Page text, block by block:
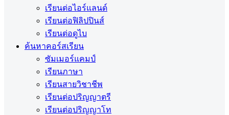
เรียนต่อไอร์แลนด์
เรียนต่อฟิลิปปินส์
เรียนต่อดูไบ
ค้นหาคอร์สเรียน
ซัมเมอร์แคมป์
เรียนภาษา
เรียนสายวิชาชีพ
เรียนต่อปริญญาตรี
เรียนต่อปริญญาโท